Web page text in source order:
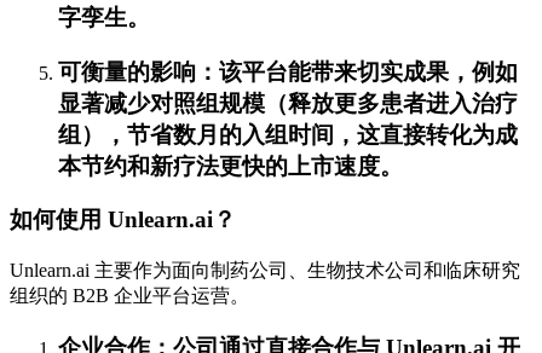
字孪生。
可衡量的影响：该平台能带来切实成果，例如
显著减少对照组规模（释放更多患者进入治疗
组），节省数月的入组时间，这直接转化为成
本节约和新疗法更快的上市速度。
如何使用 Unlearn.ai？
Unlearn.ai 主要作为面向制药公司、生物技术公司和临床研究
组织的 B2B 企业平台运营。
企业合作：公司通过直接合作与 Unlearn.ai 开